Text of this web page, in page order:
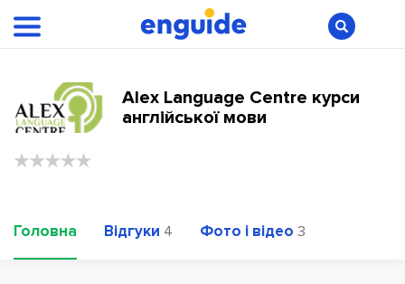
Alex Language Centre курси
англійської мови
Головна Відгуки 4 Фото і відео 3